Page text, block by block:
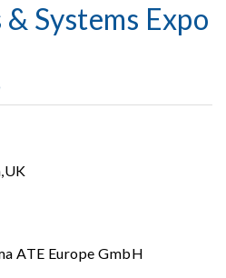
Systems Expo
ATE Europe GmbH